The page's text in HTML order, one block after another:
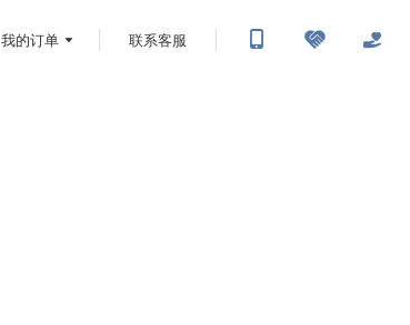
我的订单 联系客服